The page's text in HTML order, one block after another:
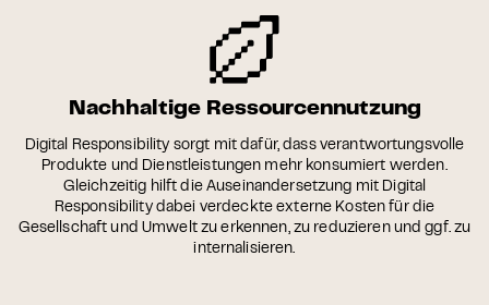
Nachhaltige Ressourcennutzung
Digital Responsibility sorgt mit dafür, dass verantwortungsvolle
Produkte und Dienstleistungen mehr konsumiert werden.
Gleichzeitig hilft die Auseinandersetzung mit Digital
Responsibility dabei verdeckte externe Kosten für die
Gesellschaft und Umwelt zu erkennen, zu reduzieren und ggf. zu
internalisieren.